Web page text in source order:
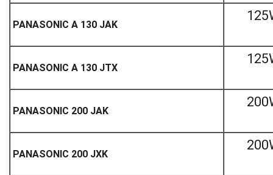
PANASONIC A 130 JAK
PANASONIC A 130 JTX
PANASONIC 200 JAK
PANASONIC 200 JXK